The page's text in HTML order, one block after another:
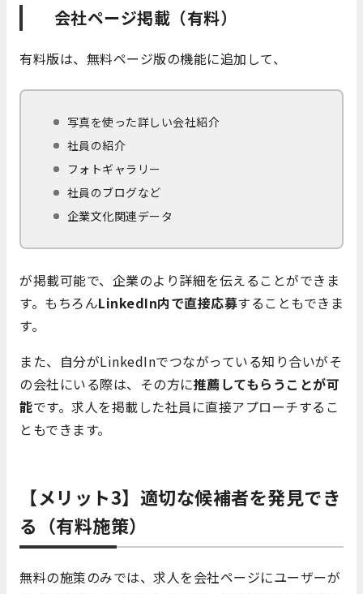
会社ページ掲載（有料）
有料版は、無料ページ版の機能に追加して、
写真を使った詳しい会社紹介
社員の紹介
フォトギャラリー
社員のブログなど
企業文化関連データ
が掲載可能で、企業のより詳細を伝えることができま
す。もちろんLinkedIn内で直接応募することもできま
す。
また、自分がLinkedInでつながっている知り合いがそ
の会社にいる際は、その方に推薦してもらうことが可
能です。求人を掲載した社員に直接アプローチするこ
ともできます。
【メリット3】適切な候補者を発見でき
る（有料施策）
無料の施策のみでは、求人を会社ページにユーザーが